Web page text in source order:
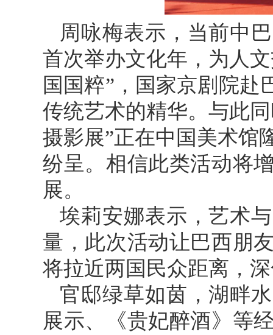
周咏梅表示，当前中
首次举办文化年，为人
国国粹”，国家京剧院赴
传统艺术的精华。与此
摄影展”正在中国美术馆
纷呈。相信此类活动将
展。
埃莉安娜表示，艺术
量，此次活动让巴西朋
将拉近两国民众距离，
官邸绿草如茵，湖畔
展示、《贵妃醉酒》等